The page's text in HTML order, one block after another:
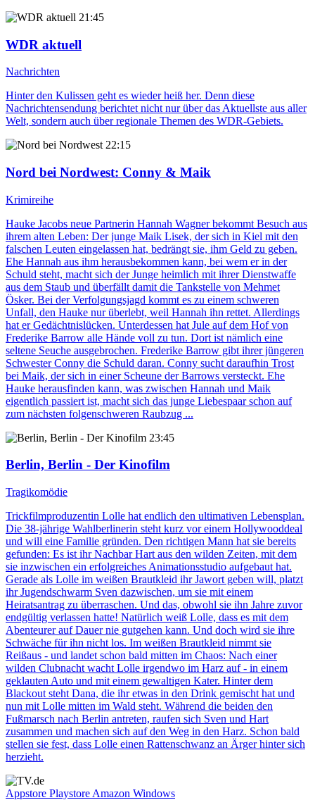
21:45
WDR aktuell
Nachrichten
Hinter den Kulissen geht es wieder heiß her. Denn diese
Nachrichtensendung berichtet nicht nur über das Aktuellste aus aller
Welt, sondern auch über regionale Themen des WDR-Gebiets.
22:15
Nord bei Nordwest: Conny & Maik
Krimireihe
Hauke Jacobs neue Partnerin Hannah Wagner bekommt Besuch aus
ihrem alten Leben: Der junge Maik Lisek, der sich in Kiel mit den
falschen Leuten eingelassen hat, bedrängt sie, ihm Geld zu geben.
Ehe Hannah aus ihm herausbekommen kann, bei wem er in der
Schuld steht, macht sich der Junge heimlich mit ihrer Dienstwaffe
aus dem Staub und überfällt damit die Tankstelle von Mehmet
Ösker. Bei der Verfolgungsjagd kommt es zu einem schweren
Unfall, den Hauke nur überlebt, weil Hannah ihn rettet. Allerdings
hat er Gedächtnislücken. Unterdessen hat Jule auf dem Hof von
Frederike Barrow alle Hände voll zu tun. Dort ist nämlich eine
seltene Seuche ausgebrochen. Frederike Barrow gibt ihrer jüngeren
Schwester Conny die Schuld daran. Conny sucht daraufhin Trost
bei Maik, der sich in einer Scheune der Barrows versteckt. Ehe
Hauke herausfinden kann, was zwischen Hannah und Maik
eigentlich passiert ist, macht sich das junge Liebespaar schon auf
zum nächsten folgenschweren Raubzug ...
23:45
Berlin, Berlin - Der Kinofilm
Tragikomödie
Trickfilmproduzentin Lolle hat endlich den ultimativen Lebensplan.
Die 38-jährige Wahlberlinerin steht kurz vor einem Hollywooddeal
und will eine Familie gründen. Den richtigen Mann hat sie bereits
gefunden: Es ist ihr Nachbar Hart aus den wilden Zeiten, mit dem
sie inzwischen ein erfolgreiches Animationsstudio aufgebaut hat.
Gerade als Lolle im weißen Brautkleid ihr Jawort geben will, platzt
ihr Jugendschwarm Sven dazwischen, um sie mit einem
Heiratsantrag zu überraschen. Und das, obwohl sie ihn Jahre zuvor
endgültig verlassen hatte! Natürlich weiß Lolle, dass es mit dem
Abenteurer auf Dauer nie gutgehen kann. Und doch wird sie ihre
Schwäche für ihn nicht los. Im weißen Brautkleid nimmt sie
Reißaus - und landet schon bald mitten im Chaos: Nach einer
wilden Clubnacht wacht Lolle irgendwo im Harz auf - in einem
geklauten Auto und mit einem gewaltigen Kater. Hinter dem
Blackout steht Dana, die ihr etwas in den Drink gemischt hat und
nun mit Lolle mitten im Wald steht. Während die beiden den
Fußmarsch nach Berlin antreten, raufen sich Sven und Hart
zusammen und machen sich auf den Weg in den Harz. Schon bald
stellen sie fest, dass Lolle einen Rattenschwanz an Ärger hinter sich
herzieht.
Appstore Playstore Amazon Windows